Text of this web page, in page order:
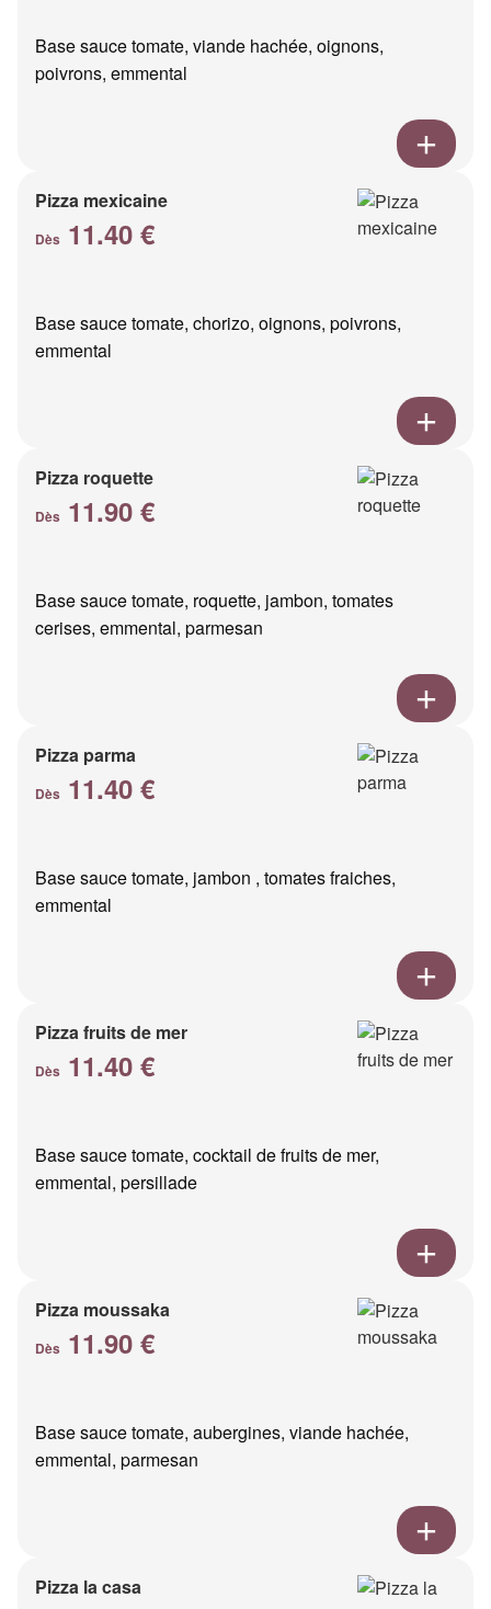
Base sauce tomate, viande hachée, oignons,
poivrons, emmental
Pizza mexicaine
Dès 11.40 €
Base sauce tomate, chorizo, oignons, poivrons,
emmental
Pizza roquette
Dès 11.90 €
Base sauce tomate, roquette, jambon, tomates
cerises, emmental, parmesan
Pizza parma
Dès 11.40 €
Base sauce tomate, jambon , tomates fraiches,
emmental
Pizza fruits de mer
Dès 11.40 €
Base sauce tomate, cocktail de fruits de mer,
emmental, persillade
Pizza moussaka
Dès 11.90 €
Base sauce tomate, aubergines, viande hachée,
emmental, parmesan
Pizza la casa